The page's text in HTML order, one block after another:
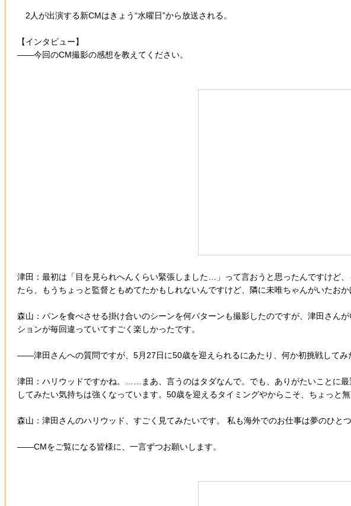
2人が出演する新CMはきょう“水曜日”から放送される。
【インタビュー】
――今回のCM撮影の感想を教えてください。
津田：最初は「目を見られへんくらい緊張しました…」って言おうと思ったんですけど
たら、もうちょっと監督ともめてたかもしれないんですけど、隣に未唯ちゃんがいたお
森山：パンを食べさせる掛け合いのシーンを何パターンも撮影したのですが、津田さん
ションが毎回違っていてすごく楽しかったです。
――津田さんへの質問ですが、5月27日に50歳を迎えられるにあたり、何か初挑戦してみ
津田：ハリウッドですかね。……まあ、言うのはタダなんで。でも、ありがたいことに
してみたい気持ちは強くなっています。50歳を迎えるタイミングやからこそ、ちょっと
森山：津田さんのハリウッド、すごく見てみたいです。 私も海外でのお仕事は夢のひと
――CMをご覧になる皆様に、一言ずつお願いします。